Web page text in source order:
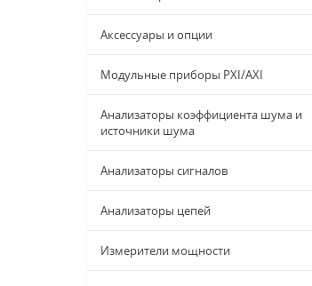
Аксессуары и опции
Модульные приборы PXI/AXI
Анализаторы коэффициента шума и
источники шума
Анализаторы сигналов
Анализаторы цепей
Измерители мощности